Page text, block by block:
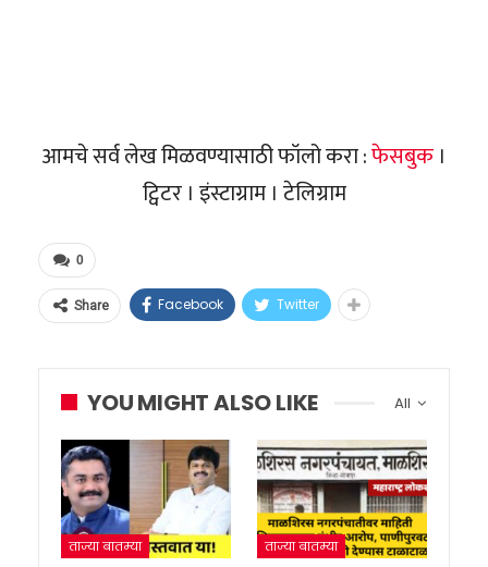
आमचे सर्व लेख मिळवण्यासाठी फॉलो करा :फेसबुक ।
ट्विटर । इंस्टाग्राम । टेलिग्राम
0
Share Facebook Twitter
All
YOU MIGHT ALSO LIKE
ताज्या बातम्या ताज्या बातम्या